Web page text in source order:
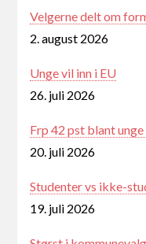
Velgerne delt om
2. august 2026
Unge vil inn i EU
26. juli 2026
Frp 42 pst blant unge
20. juli 2026
Studenter vs ikke-
19. juli 2026